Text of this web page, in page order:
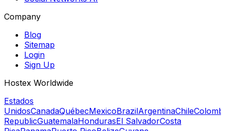
Company
Blog
Sitemap
Login
Sign Up
Hostex Worldwide
Estados
UnidosCanadaQuébecMexicoBrazilArgentinaChile
RepublicGuatemalaHondurasEl SalvadorCosta